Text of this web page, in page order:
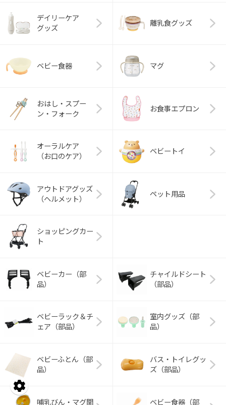
デイリーケア
グッズ
離乳食グッズ
ベビー食器 マグ
おはし・スプー
ン・フォーク
お食事エプロン
オーラルケア
（お口のケア）
ベビートイ
アウトドアグッズ
（ヘルメット）
ペット用品
ショッピングカー
ト
ベビーカー（部
品）
チャイルドシート
（部品）
ベビーラック＆チ
ェア（部品）
室内グッズ（部
品）
ベビーふとん（部
品）
バス・トイレグッ
ズ（部品）
哺乳びん・マグ関 ベビー食器（部